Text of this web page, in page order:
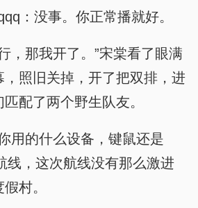
：没事。你正常播就好。
，那我开了。”宋棠看了眼满
，照旧关掉，开了把双排，进
配了两个野生队友。
用的什么设备，键鼠还是
线，这次航线没有那么激进
村。